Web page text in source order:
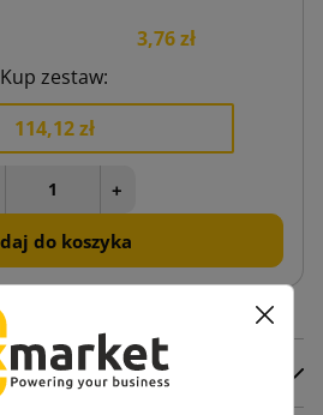
3,76 zł
Kup zestaw:
114,12 zł
+
do koszyka